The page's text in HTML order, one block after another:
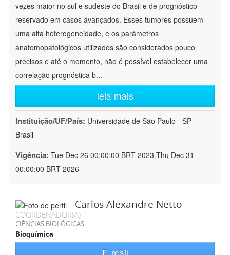
vezes maior no sul e sudeste do Brasil e de prognóstico
reservado em casos avançados. Esses tumores possuem
uma alta heterogeneidade, e os parâmetros
anatomopatológicos utilizados são considerados pouco
precisos e até o momento, não é possível estabelecer uma
correlação prognóstica b...
leia mais
Instituição/UF/País: Universidade de São Paulo - SP -
Brasil
Vigência: Tue Dec 26 00:00:00 BRT 2023-Thu Dec 31
00:00:00 BRT 2026
Carlos Alexandre Netto
COORDENADOR(A)
CIÊNCIAS BIOLÓGICAS
Bioquímica